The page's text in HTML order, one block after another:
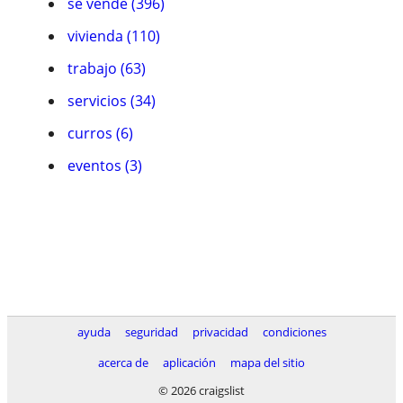
vivienda (110)
trabajo (63)
servicios (34)
curros (6)
eventos (3)
ayuda seguridad privacidad
condiciones
acerca de
aplicación
mapa del sitio
© 2026 craigslist